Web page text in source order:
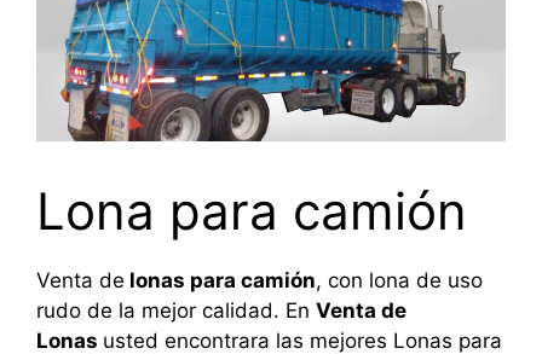
Lona para camión
Venta de lonas para camión, con lona de uso
rudo de la mejor calidad. En Venta de
Lonas usted encontrara las mejores Lonas para